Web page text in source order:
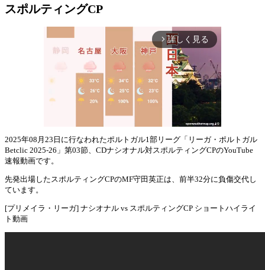
スポルティングCP
arrow_forward_ios 詳しく見る
2025年08月23日に行なわれたポルトガル1部リーグ「リーガ・ポルトガル
Betclic 2025-26」第03節、CDナシオナル対スポルティングCPのYouTube
速報動画です。
先発出場したスポルティングCPのMF守田英正は、前半32分に負傷交代し
ています。
[プリメイラ・リーガ] ナシオナル vs スポルティングCP ショートハイライ
ト動画